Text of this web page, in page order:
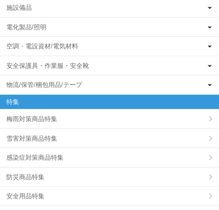
施設備品
電化製品/照明
空調・電設資材/電気材料
安全保護具・作業服・安全靴
物流/保管/梱包用品/テープ
特集
梅雨対策商品特集
雪害対策商品特集
感染症対策商品特集
防災商品特集
安全用品特集